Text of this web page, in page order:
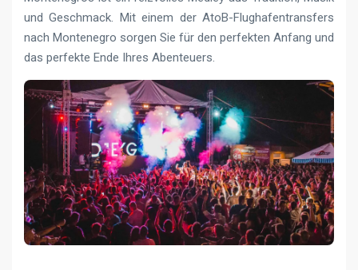
und Geschmack. Mit einem der AtoB-Flughafentransfers
nach Montenegro sorgen Sie für den perfekten Anfang und
das perfekte Ende Ihres Abenteuers.